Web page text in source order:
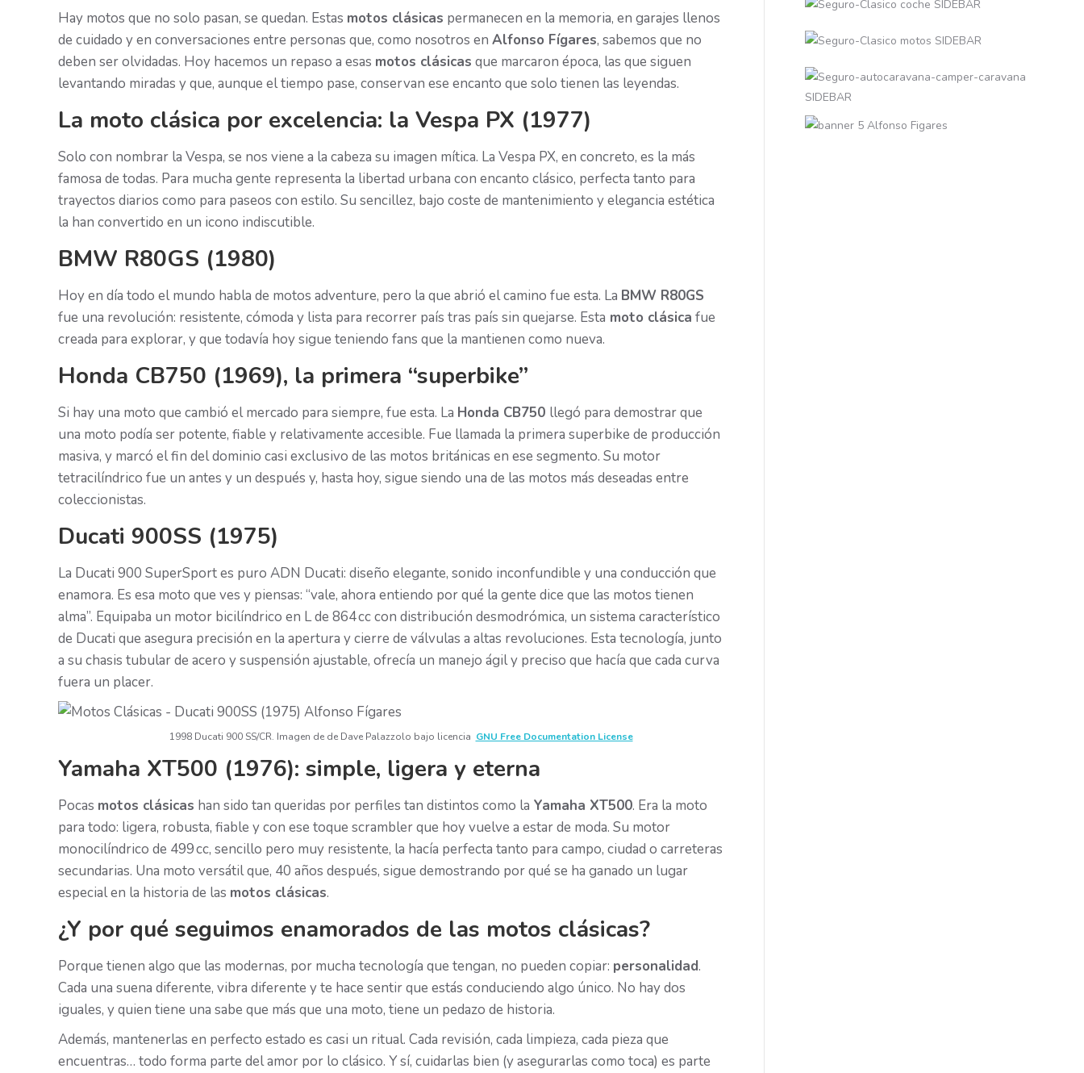
Hay motos que no solo pasan, se quedan. Estas motos clásicas permanecen en la memoria, en garajes llenos
de cuidado y en conversaciones entre personas que, como nosotros en Alfonso Fígares, sabemos que no
deben ser olvidadas. Hoy hacemos un repaso a esas motos clásicas que marcaron época, las que siguen
levantando miradas y que, aunque el tiempo pase, conservan ese encanto que solo tienen las leyendas.
La moto clásica por excelencia: la Vespa PX (1977)
Solo con nombrar la Vespa, se nos viene a la cabeza su imagen mítica. La Vespa PX, en concreto, es la más
famosa de todas. Para mucha gente representa la libertad urbana con encanto clásico, perfecta tanto para
trayectos diarios como para paseos con estilo. Su sencillez, bajo coste de mantenimiento y elegancia estética
la han convertido en un icono indiscutible.
BMW R80GS (1980)
Hoy en día todo el mundo habla de motos adventure, pero la que abrió el camino fue esta. La BMW R80GS
fue una revolución: resistente, cómoda y lista para recorrer país tras país sin quejarse. Esta moto clásica fue
creada para explorar, y que todavía hoy sigue teniendo fans que la mantienen como nueva.
Honda CB750 (1969), la primera “superbike”
Si hay una moto que cambió el mercado para siempre, fue esta. La Honda CB750 llegó para demostrar que
una moto podía ser potente, fiable y relativamente accesible. Fue llamada la primera superbike de producción
masiva, y marcó el fin del dominio casi exclusivo de las motos británicas en ese segmento. Su motor
tetracilíndrico fue un antes y un después y, hasta hoy, sigue siendo una de las motos más deseadas entre
coleccionistas.
Ducati 900SS (1975)
La Ducati 900 SuperSport es puro ADN Ducati: diseño elegante, sonido inconfundible y una conducción que
enamora. Es esa moto que ves y piensas: “vale, ahora entiendo por qué la gente dice que las motos tienen
alma”. Equipaba un motor bicilíndrico en L de 864 cc con distribución desmodrómica, un sistema característico
de Ducati que asegura precisión en la apertura y cierre de válvulas a altas revoluciones. Esta tecnología, junto
a su chasis tubular de acero y suspensión ajustable, ofrecía un manejo ágil y preciso que hacía que cada curva
fuera un placer.
1998 Ducati 900 SS/CR. Imagen de de Dave Palazzolo bajo licencia GNU Free Documentation License
Yamaha XT500 (1976): simple, ligera y eterna
Pocas motos clásicas han sido tan queridas por perfiles tan distintos como la Yamaha XT500. Era la moto
para todo: ligera, robusta, fiable y con ese toque scrambler que hoy vuelve a estar de moda. Su motor
monocilíndrico de 499 cc, sencillo pero muy resistente, la hacía perfecta tanto para campo, ciudad o carreteras
secundarias. Una moto versátil que, 40 años después, sigue demostrando por qué se ha ganado un lugar
especial en la historia de las motos clásicas.
¿Y por qué seguimos enamorados de las motos clásicas?
Porque tienen algo que las modernas, por mucha tecnología que tengan, no pueden copiar: personalidad.
Cada una suena diferente, vibra diferente y te hace sentir que estás conduciendo algo único. No hay dos
iguales, y quien tiene una sabe que más que una moto, tiene un pedazo de historia.
Además, mantenerlas en perfecto estado es casi un ritual. Cada revisión, cada limpieza, cada pieza que
encuentras… todo forma parte del amor por lo clásico. Y sí, cuidarlas bien (y asegurarlas como toca) es parte